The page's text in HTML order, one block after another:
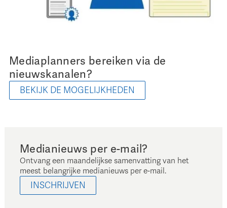
Mediaplanners bereiken via de
nieuwskanalen?
BEKIJK DE MOGELIJKHEDEN
Medianieuws per e-mail?
Ontvang een maandelijkse samenvatting van het
meest belangrijke medianieuws per e-mail.
INSCHRIJVEN